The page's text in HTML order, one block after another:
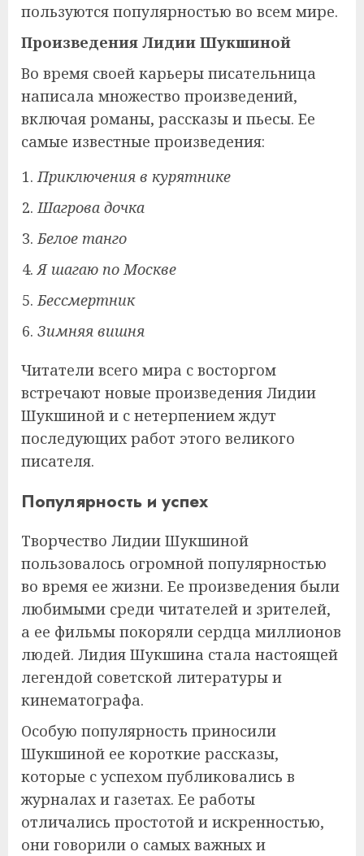
пользуются популярностью во всем мире.
Произведения Лидии Шукшиной
Во время своей карьеры писательница
написала множество произведений,
включая романы, рассказы и пьесы. Ее
самые известные произведения:
Приключения в курятнике
Шагрова дочка
Белое танго
Я шагаю по Москве
Бессмертник
Зимняя вишня
Читатели всего мира с восторгом
встречают новые произведения Лидии
Шукшиной и с нетерпением ждут
последующих работ этого великого
писателя.
Популярность и успех
Творчество Лидии Шукшиной
пользовалось огромной популярностью
во время ее жизни. Ее произведения были
любимыми среди читателей и зрителей,
а ее фильмы покоряли сердца миллионов
людей. Лидия Шукшина стала настоящей
легендой советской литературы и
кинематографа.
Особую популярность приносили
Шукшиной ее короткие рассказы,
которые с успехом публиковались в
журналах и газетах. Ее работы
отличались простотой и искренностью,
они говорили о самых важных и